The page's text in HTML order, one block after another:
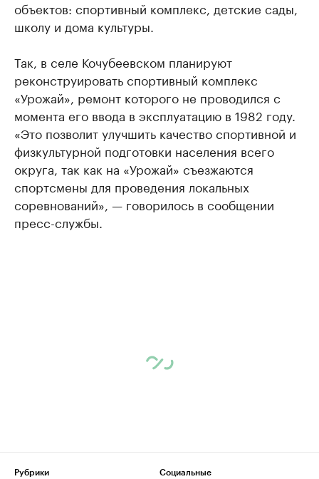
объектов: спортивный комплекс, детские сады,
школу и дома культуры.
Так, в селе Кочубеевском планируют
реконструировать спортивный комплекс
«Урожай», ремонт которого не проводился с
момента его ввода в эксплуатацию в 1982 году.
«Это позволит улучшить качество спортивной и
физкультурной подготовки населения всего
округа, так как на «Урожай» съезжаются
спортсмены для проведения локальных
соревнований», — говорилось в сообщении
пресс-службы.
Рубрики
Социальные